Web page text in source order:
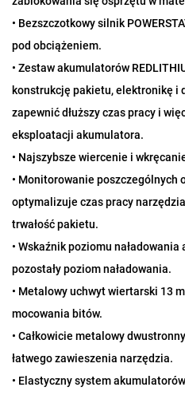
• Bezszczotkowy silnik
pod obciążeniem.
• Zestaw akumulatorów
konstrukcję pakietu, elektronikę i
zapewnić dłuższy czas pracy i
eksploatacji akumulatora.
• Najszybsze wiercenie i
• Monitorowanie poszczególnych
optymalizuje czas pracy
trwałość pakietu.
• Wskaźnik poziomu
pozostały poziom naładowania.
• Metalowy uchwyt wiertarski 13
mocowania bitów.
• Całkowicie metalowy
łatwego zawieszenia narzędzia.
• Elastyczny system